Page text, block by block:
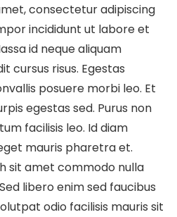
consectetur adipiscing
incididunt ut labore et
id neque aliquam
cursus risus. Egestas
posuere morbi leo. Et
egestas sed. Purus non
facilisis leo. Id diam
mauris pharetra et.
sit amet commodo nulla
libero enim sed faucibus
odio facilisis mauris sit